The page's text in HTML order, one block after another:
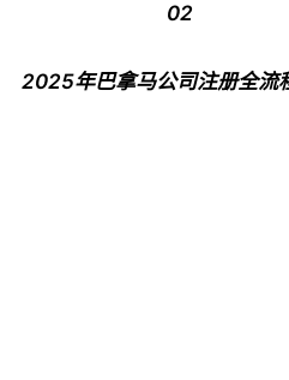
02
2025年巴拿马公司注册全流